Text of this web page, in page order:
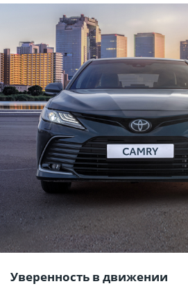
Уверенность в движении